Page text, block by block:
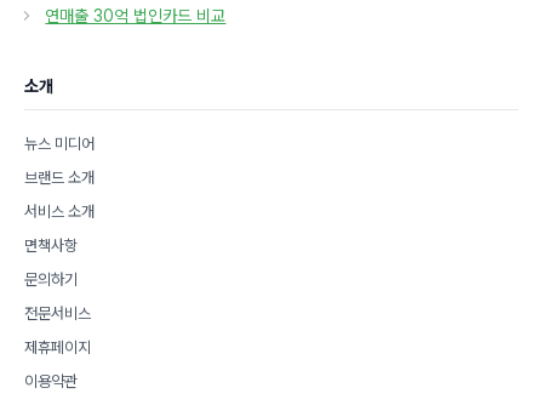
리
연매출 30억 법인카드 비교
소개
뉴스 미디어
브랜드 소개
서비스 소개
면책사항
문의하기
전문서비스
제휴페이지
이용약관